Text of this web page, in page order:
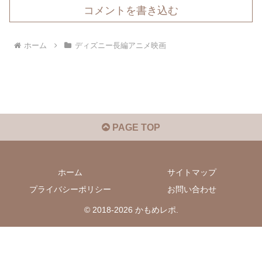
コメントを書き込む
ホーム ディズニー長編アニメ映画
PAGE TOP
ホーム
サイトマップ
プライバシーポリシー
お問い合わせ
© 2018-2026 かもめレポ.